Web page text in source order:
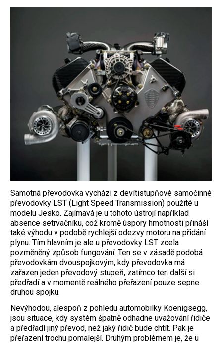
Samotná převodovka vychází z devítistupňové samočinné
převodovky LST (Light Speed Transmission) použité u
modelu Jesko. Zajímavá je u tohoto ústrojí například
absence setrvačníku, což kromě úspory hmotnosti přináší
také výhodu v podobě rychlejší odezvy motoru na přidání
plynu. Tím hlavním je ale u převodovky LST zcela
pozměněný způsob fungování. Ten se v zásadě podobá
převodovkám dvouspojkovým, kdy převodovka má
zařazen jeden převodový stupeň, zatímco ten další si
předřadí a v momentě reálného přeřazení pouze sepne
druhou spojku.
Nevýhodou, alespoň z pohledu automobilky Koenigsegg,
jsou situace, kdy systém špatně odhadne uvažování řidiče
a předřadí jiný převod, než jaký řidič bude chtít. Pak je
přeřazení trochu pomalejší. Druhým problémem je, že u